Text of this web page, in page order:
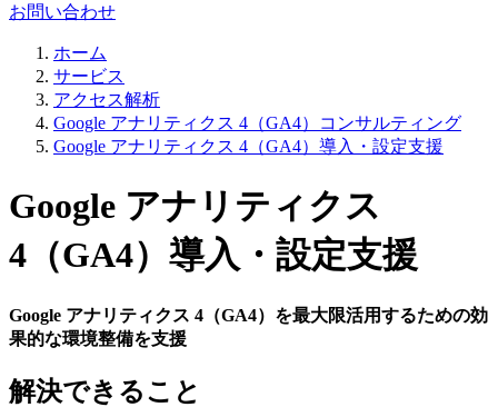
お問い合わせ
ホーム
サービス
アクセス解析
Google アナリティクス 4（GA4）コンサルティング
Google アナリティクス 4（GA4）導入・設定支援
Google アナリティクス
4（GA4）導入・設定支援
Google アナリティクス 4（GA4）を最大限活用するための効
果的な環境整備を支援
解決できること